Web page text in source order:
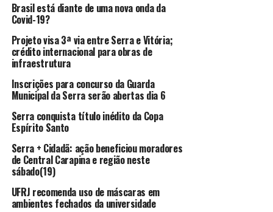
Ao todo, serão 91 equipes, formadas por profissionais da
saúde da Serra, Grau Técnico, além das equipes do
Hospital Jayme dos Santos Neves e do Sesi.
ANÚNCIO
Texto:Deborah Hemerly Fonte: Secom-PMSerra
Brasil está diante de uma nova onda da
Covid-19?
Projeto visa 3ª via entre Serra e Vitória;
crédito internacional para obras de
infraestrutura
Inscrições para concurso da Guarda
Municipal da Serra serão abertas dia 6
Serra conquista título inédito da Copa
Espírito Santo
Serra + Cidadã: ação beneficiou moradores
de Central Carapina e região neste
sábado(19)
UFRJ recomenda uso de máscaras em
ambientes fechados da universidade